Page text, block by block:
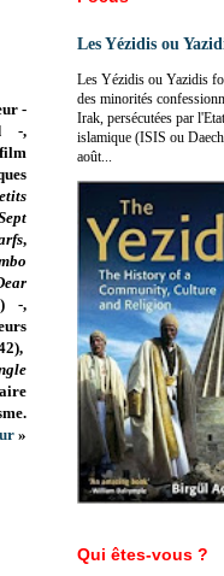
-
-,
,
-,
»
Les Yézidis ou
Les Yézidis ou Yazidis
des minorités
Irak, persécutées par l'Etat
islamique (ISIS ou
août...
Qui êtes-vous ?